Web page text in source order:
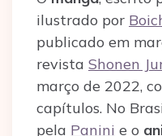
ilustrado por
publicado em
revista Shonen
março de 2022,
capítulos. No
pela Panini e o